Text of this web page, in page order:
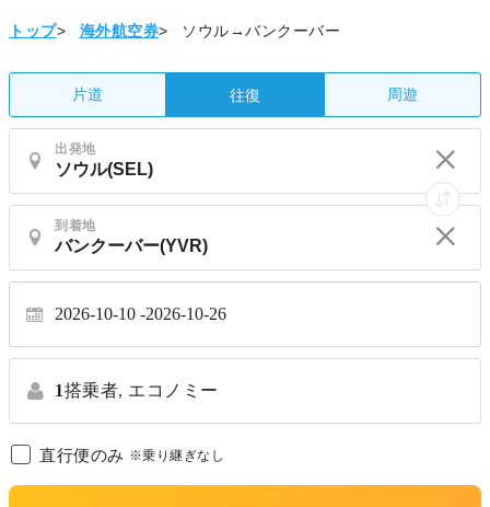
トップ> 海外航空券> ソウル→バンクーバー
片道 往復 周遊
出発地
到着地
2026-10-10 2026-10-26
1搭乗者, エコノミー
直行便のみ ※乗り継ぎなし